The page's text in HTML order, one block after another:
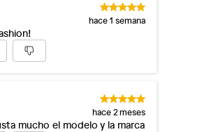
hace 1 semana
hace 2 meses
mucho el modelo y la marca